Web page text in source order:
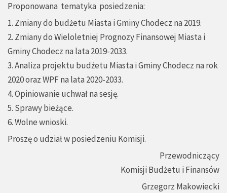
Proponowana tematyka posiedzenia:
1. Zmiany do budżetu Miasta i Gminy Chodecz na 2019.
2. Zmiany do Wieloletniej Prognozy Finansowej Miasta i
Gminy Chodecz na lata 2019-2033.
3. Analiza projektu budżetu Miasta i Gminy Chodecz na rok
2020 oraz WPF na lata 2020-2033.
4. Opiniowanie uchwał na sesję.
5. Sprawy bieżące.
6. Wolne wnioski.
Proszę o udział w posiedzeniu Komisji.
Przewodniczący
Komisji Budżetu i Finansów
Grzegorz Makowiecki